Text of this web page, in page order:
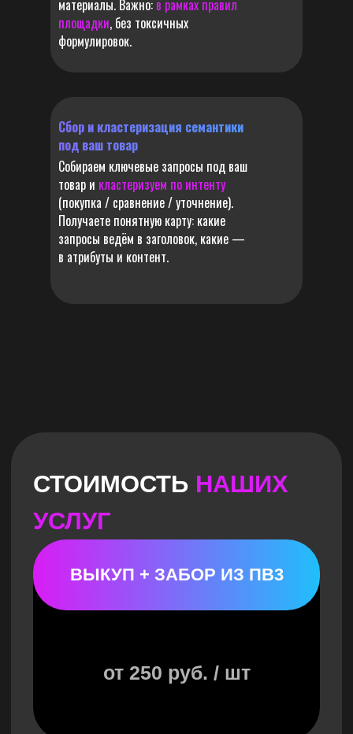
материалы. Важно: в рамках правил
площадки, без токсичных
формулировок.
Сбор и кластеризация семантики
под ваш товар
Собираем ключевые запросы под ваш
товар и кластеризуем по интенту
(покупка / сравнение / уточнение).
Получаете понятную карту: какие
запросы ведём в заголовок, какие —
в атрибуты и контент.
КАРТОЧКЕ
ЭЛЕКТРОСТАЛЬ, ПОДОЛЬСК)
500 руб.
ПЕРЕУПАКОВКА/ЧЗ